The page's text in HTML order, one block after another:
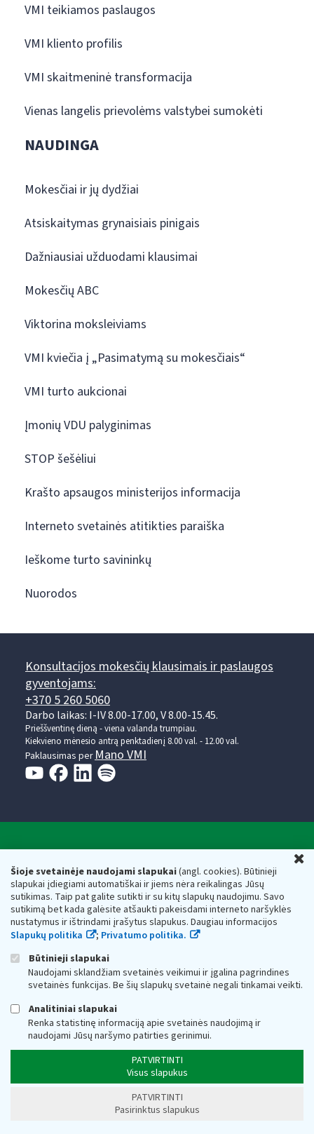
Šioje svetainėje naudojami slapukai(angl. cookies). Būtinieji
slapukai įdiegiami automatiškai ir jiems nėra reikalingas Jūsų
sutikimas. Taip pat galite sutikti ir su kitų slapukų naudojimu. Savo
sutikimą bet kada galėsite atšaukti pakeisdami interneto naršyklės
nustatymus ir ištrindami įrašytus slapukus. Daugiau informacijos
Slapukų politika
; Privatumo politika.
Būtinieji slapukai
Naudojami sklandžiam svetainės veikimui ir įgalina pagrindines
svetainės funkcijas. Be šių slapukų svetainė negali tinkamai veikti.
Analitiniai slapukai
Renka statistinę informaciją apie svetainės naudojimą ir
naudojami Jūsų naršymo patirties gerinimui.
PATVIRTINTI
Visus slapukus
PATVIRTINTI
Pasirinktus slapukus
VMI teikiamos paslaugos
VMI kliento profilis
VMI skaitmeninė transformacija
Vienas langelis prievolėms valstybei sumokėti
NAUDINGA
Mokesčiai ir jų dydžiai
Atsiskaitymas grynaisiais pinigais
Dažniausiai užduodami klausimai
Mokesčių ABC
Viktorina moksleiviams
VMI kviečia į „Pasimatymą su mokesčiais“
VMI turto aukcionai
Įmonių VDU palyginimas
STOP šešėliui
Krašto apsaugos ministerijos informacija
Interneto svetainės atitikties paraiška
Ieškome turto savininkų
Nuorodos
Konsultacijos mokesčių klausimais ir paslaugos
gyventojams:
+370 5 260 5060
Darbo laikas: I-IV 8.00-17.00, V 8.00-15.45.
Prieššventinę dieną - viena valanda trumpiau.
Kiekvieno mėnesio antrą penktadienį 8.00 val. - 12.00 val.
Paklausimas per Mano VMI
Respublikos finansų ministerijos
Biudžetinė įstaiga. Juridinio asmens kodas — 188659752,
adresas: Vasario 16-osios g. 14, 01107 Vilnius, Lietuva, el.paštas:
vmi@vmi.lt, E. pristatymo dėžutės adresas 188659752
Duomenys apie Valstybinę mokesčių inspekciją prie Lietuvos
Respublikos finansų ministerijos kaupiami ir saugomi Juridinių